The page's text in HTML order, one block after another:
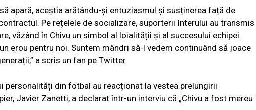
apară, aceștia arătându-și entuziasmul și susținerea față de
Pe rețelele de socializare, suporterii Interului au transmis
văzând în Chivu un simbol al loialității și al succesului echipei.
erou pentru noi. Suntem mândri să-l vedem continuând să joace
a scris un fan pe Twitter.
personalități din fotbal au reacționat la vestea prelungirii
Javier Zanetti, a declarat într-un interviu că „Chivu a fost mereu